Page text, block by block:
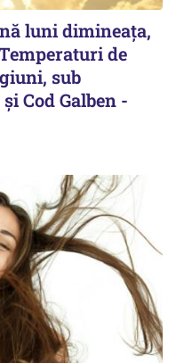
luni dimineaţa,
de
sub
Cod Galben -